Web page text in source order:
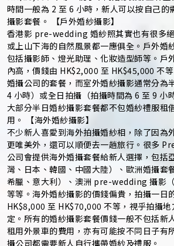
時間一般為 2 至 6 小時，新人可以按自己的
攝影套餐。 【戶外婚紗攝影】
香港影 pre-wedding 婚紗照其實也有很多
或上山下海的自然風景都一應俱全。戶外婚
包括攝影師、燈光助理、化妝造型師等。戶
內高，價錢由 HK$2,000 至 HK$45,000 不
婚攝公司的套餐，而室外婚紗攝影通常分為
4 小時）或全日拍攝（拍攝時間為 6 至 9 小
大部分半日婚紗攝影套餐都不包婚紗禮服租
用。 【海外婚紗攝影】
不少新人喜愛到海外拍攝婚紗相，除了因為
更唯美外，還可以順便去一趟旅行。很多
公司會提供海外婚攝套餐給新人選擇，包括
灣、日本、韓國、中國大陸）、歐洲婚攝套
希臘、意大利）、澳洲 pre-wedding 攝影（
等等。海外婚紗攝影的價錢偏貴，拍攝一日
HK$8,000 至 HK$70,000 不等，視乎拍攝
定。所有的婚紗攝影套餐價錢一般不包括新
租用外景車的費用，亦有可能按不同日子有
攝公司都需要新人自行攜帶婚紗及禮服。